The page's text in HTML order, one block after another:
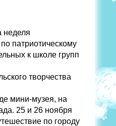
неделя
патриотическому
к школе групп
творчества
мини-музея, на
25 и 26 ноября
по городу